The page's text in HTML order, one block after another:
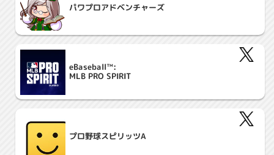
パワプロアドベンチャーズ
eBaseball™:
MLB PRO SPIRIT
プロ野球スピリッツA